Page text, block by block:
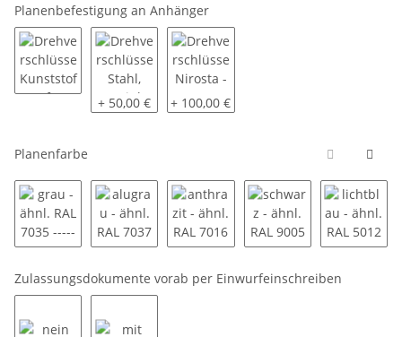
Planenbefestigung an Anhänger
Drehverschlüsse Kunststoff
Drehverschlüsse Stahl, verzinkt
+ 50,00 € Drehverschlüsse Nirosta - V2A
+ 100,00 €
Planenfarbe
Zulassungsdokumente vorab per Einwurfeinschreiben